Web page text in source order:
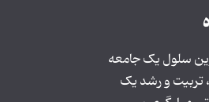
سلول یک جامعه
تربیت و رشد یک